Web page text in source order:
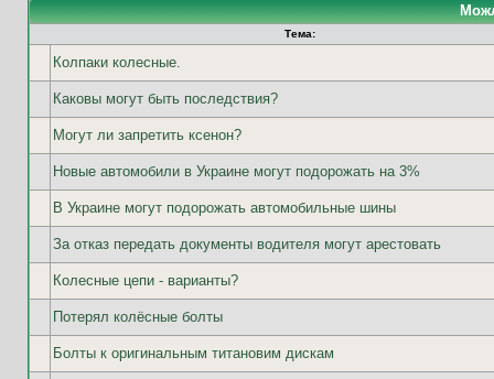
Тема:
Колпаки колесные.
Каковы могут быть последствия?
Могут ли запретить ксенон?
Новые автомобили в Украине могут подорожать на 3%
В Украине могут подорожать автомобильные шины
За отказ передать документы водителя могут арестовать
Колесные цепи - варианты?
Потерял колёсные болты
Болты к оригинальным титановим дискам